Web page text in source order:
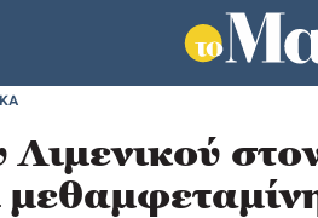
Λιμενικού